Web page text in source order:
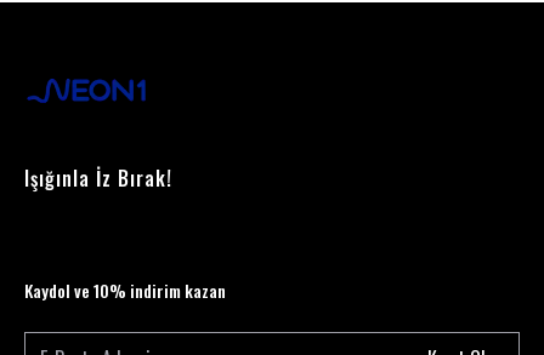
Işığınla İz Bırak!
Kaydol ve 10% indirim kazan